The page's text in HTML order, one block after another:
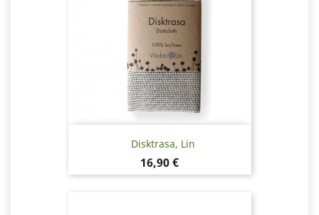
Disktrasa, Lin
Pris
16,90 €